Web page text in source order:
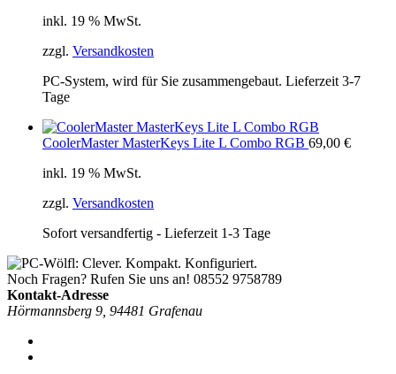
inkl. 19 % MwSt.
zzgl. Versandkosten
PC-System, wird für Sie zusammengebaut. Lieferzeit 3-7
Tage
CoolerMaster MasterKeys Lite L Combo RGB 69,00 €
inkl. 19 % MwSt.
zzgl. Versandkosten
Sofort versandfertig - Lieferzeit 1-3 Tage
Noch Fragen? Rufen Sie uns an! 08552 9758789
Kontakt-Adresse
Hörmannsberg 9, 94481 Grafenau